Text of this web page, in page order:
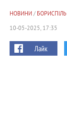
НОВИНИ/ БОРИСПІЛЬ
10-05-2025, 17:35
Лайк